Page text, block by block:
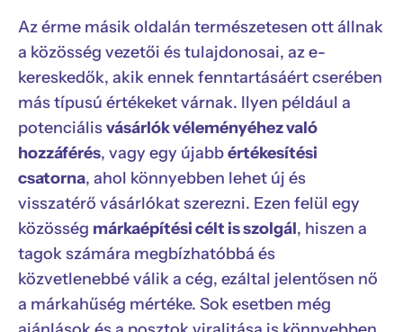
Az érme másik oldalán természetesen ott állnak
a közösség vezetői és tulajdonosai, az e-
kereskedők, akik ennek fenntartásáért cserében
más típusú értékeket várnak. Ilyen például a
potenciálisvásárlók véleményéhez való
hozzáférés, vagy egy újabbértékesítési
csatorna, ahol könnyebben lehet új és
visszatérő vásárlókat szerezni. Ezen felül egy
közösség márkaépítési célt is szolgál, hiszen a
tagok számára megbízhatóbbá és
közvetlenebbé válik a cég, ezáltal jelentősen nő
a márkahűség mértéke. Sok esetben még